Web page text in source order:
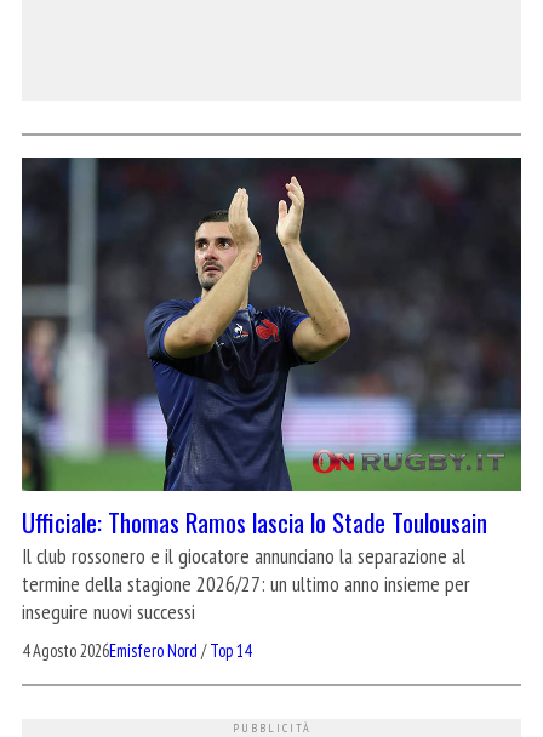
Ufficiale: Thomas Ramos lascia lo Stade Toulousain
Il club rossonero e il giocatore annunciano la separazione al
termine della stagione 2026/27: un ultimo anno insieme per
inseguire nuovi successi
4 Agosto 2026Emisfero Nord /Top 14